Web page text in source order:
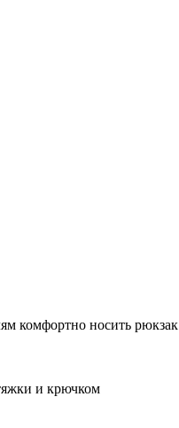
комфортно носить рюкзак
и крючком